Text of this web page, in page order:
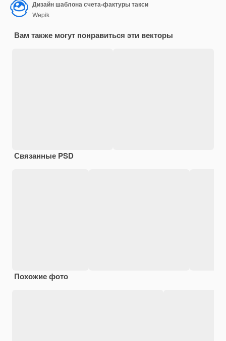
Дизайн шаблона счета-фактуры такси
Wepik
Вам также могут понравиться эти векторы
Связанные PSD
Похожие фото